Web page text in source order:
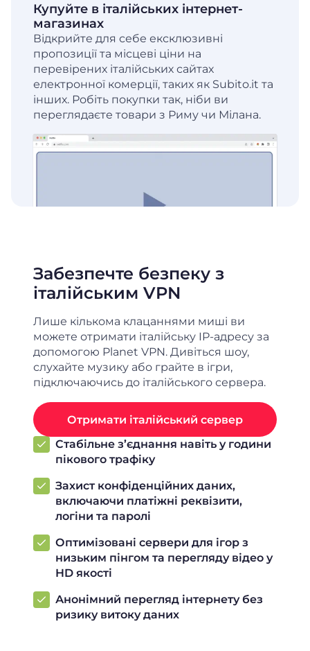
Купуйте в італійських інтернет-
магазинах
Відкрийте для себе ексклюзивні
пропозиції та місцеві ціни на
перевірених італійських сайтах
електронної комерції, таких як Subito.it та
інших. Робіть покупки так, ніби ви
переглядаєте товари з Риму чи Мілана.
Забезпечте безпеку з
італійським VPN
Лише кількома клацаннями миші ви
можете отримати італійську IP-адресу за
допомогою Planet VPN. Дивіться шоу,
слухайте музику або грайте в ігри,
підключаючись до італійського сервера.
Отримати італійський сервер
Стабільне з’єднання навіть у години
пікового трафіку
Захист конфіденційних даних,
включаючи платіжні реквізити,
логіни та паролі
Оптимізовані сервери для ігор з
низьким пінгом та перегляду відео у
HD якості
Анонімний перегляд інтернету без
ризику витоку даних